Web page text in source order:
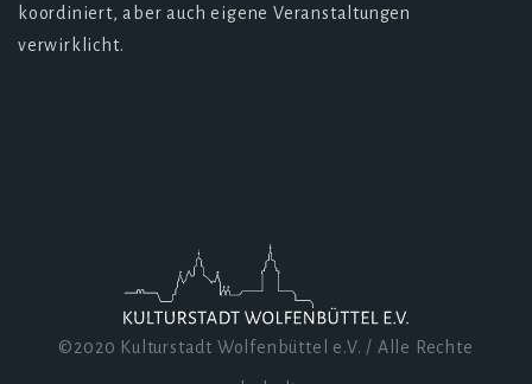
koordiniert, aber auch eigene Veranstaltungen
verwirklicht.
©2020 Kulturstadt Wolfenbüttel e.V. / Alle Rechte